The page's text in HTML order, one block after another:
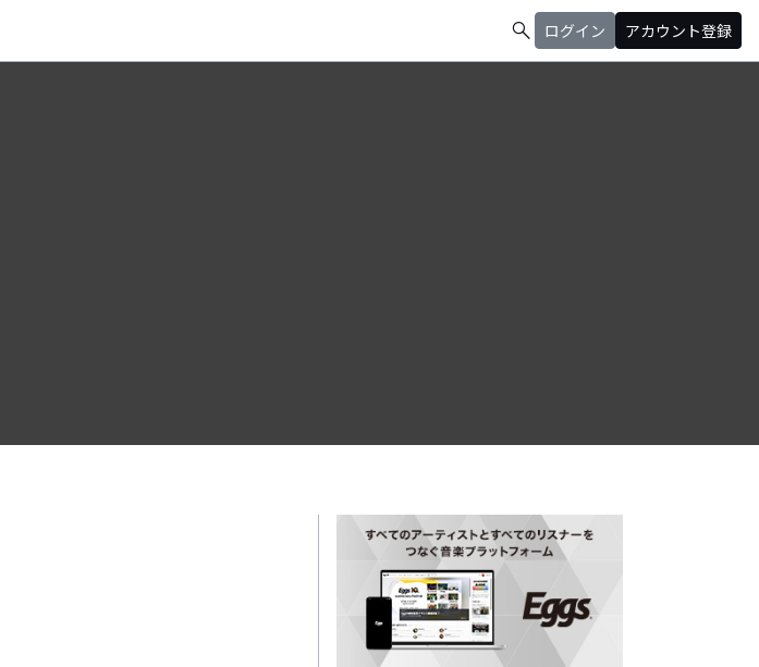
search ログイン アカウント登録